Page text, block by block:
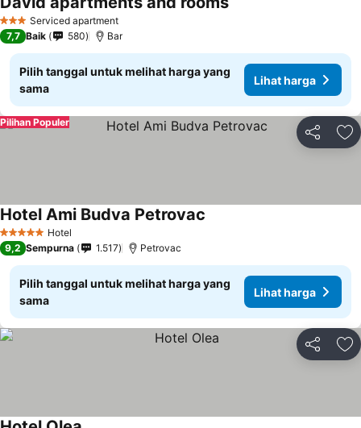
3 BintangServiced apartment
Lihat harga
7,7 Baik 580 Bar
Pilih tanggal untuk melihat harga yang
sama
Lihat harga
Bagikan
Pilihan Populer
5 Bintang Hotel
Hotel Ami Budva Petrovac
9,2 Sempurna 1.517 Petrovac
Pilih tanggal untuk melihat harga yang
sama
Lihat harga
Bagikan